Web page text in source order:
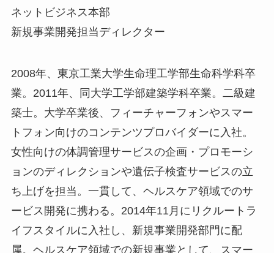
ネットビジネス本部
新規事業開発担当ディレクター
2008年、東京工業大学生命理工学部生命科学科卒
業。2011年、同大学工学部建築学科卒業。二級建
築士。大学卒業後、フィーチャーフォンやスマー
トフォン向けのコンテンツプロバイダーに入社。
女性向けの体調管理サービスの企画・プロモーシ
ョンのディレクションや遺伝子検査サービスの立
ち上げを担当。一貫して、ヘルスケア領域でのサ
ービス開発に携わる。2014年11月にリクルートラ
イフスタイルに入社し、新規事業開発部門に配
属。ヘルスケア領域での新規事業として、スマー